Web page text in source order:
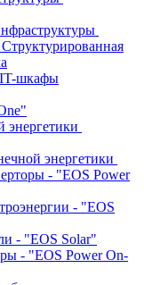
шкафы
энергетики
энергетики
- "EOS Power
- "EOS
- "EOS Solar"
- "EOS Power On-